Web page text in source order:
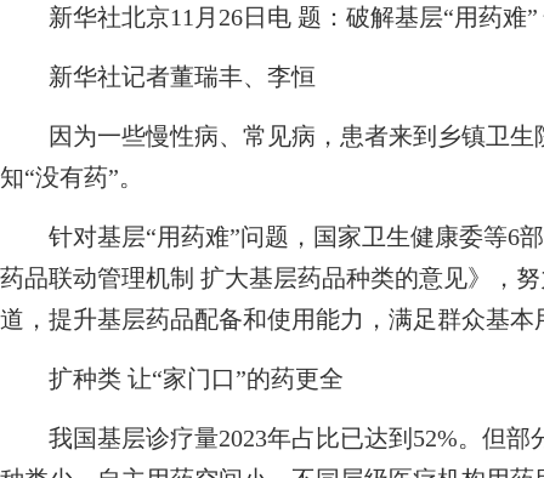
新华社北京11月26日电 题：破解基层“用药难
新华社记者董瑞丰、李恒
因为一些慢性病、常见病，患者来到乡镇卫生
知“没有药”。
针对基层“用药难”问题，国家卫生健康委等6
药品联动管理机制 扩大基层药品种类的意见》，
道，提升基层药品配备和使用能力，满足群众基本
扩种类 让“家门口”的药更全
我国基层诊疗量2023年占比已达到52%。但部